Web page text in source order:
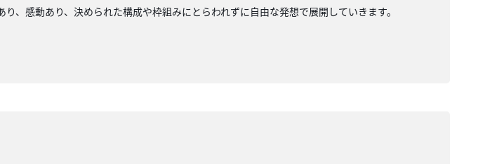
、感動あり、決められた構成や枠組みにとらわれずに自由な発想で展開していきます。